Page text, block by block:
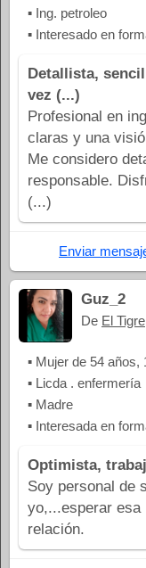
▪ Ing. petroleo
▪ Interesado en
Detallista,
vez (...)
Profesional en
claras y una
Me considero
responsable.
(...)
Enviar
Guz_2
De El Tigre
▪ Mujer de 54 años,
▪ Licda . enfermería
▪ Madre
▪ Interesada en
Optimista,
Soy personal de
yo,...esperar esa
relación.